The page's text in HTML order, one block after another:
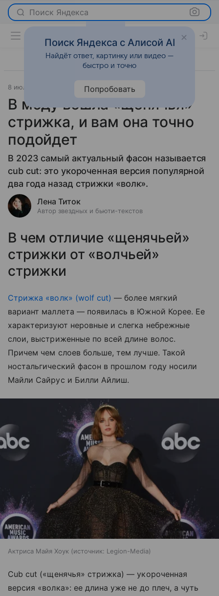
Поиск Яндекса
8 июля 2023
В моду вошла «щенячья»
стрижка, и вам она точно
подойдет
В 2023 самый актуальный фасон называется
cub cut: это укороченная версия популярной
два года назад стрижки «волк».
Лена Титок
Автор звездных и бьюти-текстов
В чем отличие «щенячьей»
стрижки от «волчьей»
стрижки
Стрижка «волк» (wolf cut) — более мягкий
вариант маллета — появилась в Южной Корее. Ее
характеризуют неровные и слегка небрежные
слои, выстриженные по всей длине волос.
Причем чем слоев больше, тем лучше. Такой
ностальгический фасон в прошлом году носили
Майли Сайрус и Билли Айлиш.
Актриса Майя Хоук источник: Legion-Media
Cub cut («щенячья» стрижка) — укороченная
версия «волка»: ее длина уже не до плеч, а чуть
Поиск Яндекса с Алисой AI
Найдёт ответ, картинку или видео —
быстро и точно
Попробовать